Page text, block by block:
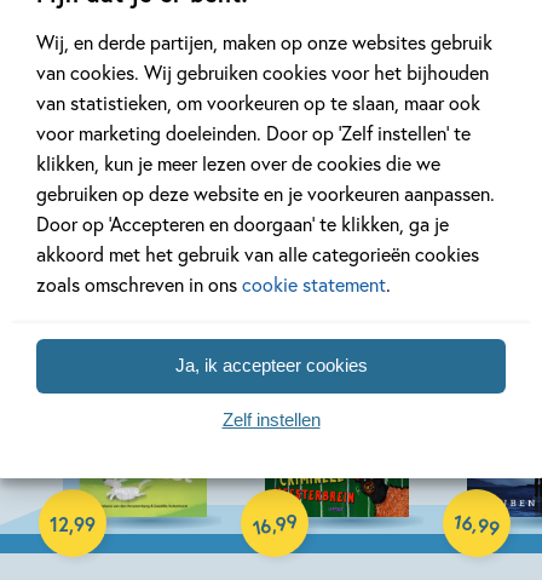
Wij, en derde partijen, maken op onze websites gebruik
van cookies. Wij gebruiken cookies voor het bijhouden
van statistieken, om voorkeuren op te slaan, maar ook
voor marketing doeleinden. Door op ‘Zelf instellen’ te
klikken, kun je meer lezen over de cookies die we
gebruiken op deze website en je voorkeuren aanpassen.
Door op ‘Accepteren en doorgaan’ te klikken, ga je
akkoord met het gebruik van alle categorieën cookies
zoals omschreven in onscookie statement.
Ja, ik accepteer cookies
Zelf instellen
Bekijk alle artikelen
Bekijk ook eens
12,99
Hardcover 16,99
Hardcover 16,99